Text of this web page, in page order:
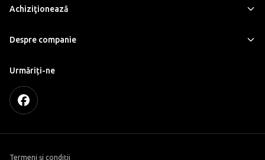
Achiziţionează
Despre companie
Urmăriți-ne
Termeni și condiții